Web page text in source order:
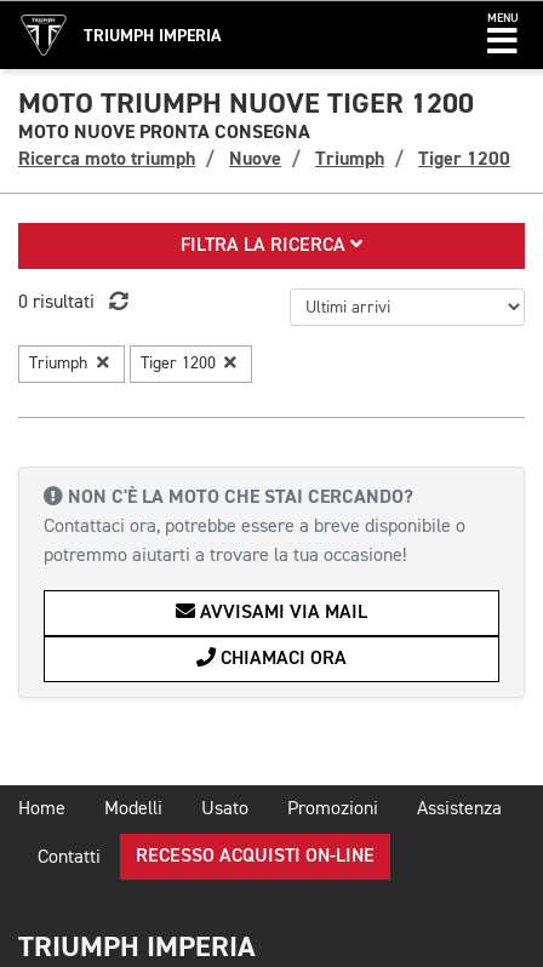
TRIUMPH IMPERIA
MENU
MOTO TRIUMPH NUOVE TIGER 1200
MOTO NUOVE PRONTA CONSEGNA
Ricerca moto triumph
Nuove Triumph Tiger 1200
FILTRA LA RICERCA
0 risultati
Triumph Tiger 1200
NON C'È LA MOTO CHE STAI CERCANDO?
Contattaci ora, potrebbe essere a breve disponibile o
potremmo aiutarti a trovare la tua occasione!
AVVISAMI VIA MAIL
CHIAMACI ORA
Home Modelli Usato Promozioni Assistenza
Contatti RECESSO ACQUISTI ON-LINE
TRIUMPH IMPERIA